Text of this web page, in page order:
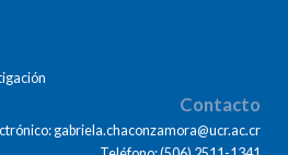
Contacto
gabriela.chaconzamora@ucr.ac.cr